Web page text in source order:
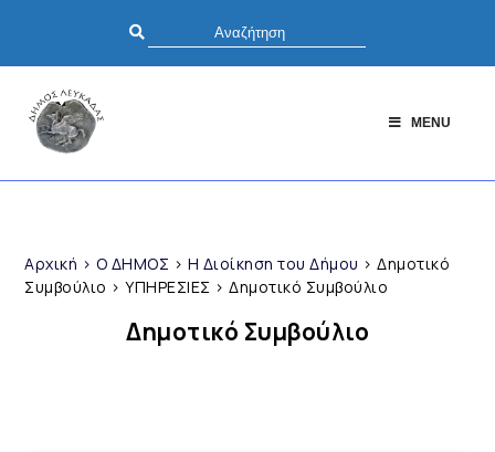
MENU
Αρχική > Ο ΔΗΜΟΣ > Η Διοίκηση του Δήμου >Δημοτικό
Συμβούλιο >ΥΠΗΡΕΣΙΕΣ >Δημοτικό Συμβούλιο
Δημοτικό Συμβούλιο